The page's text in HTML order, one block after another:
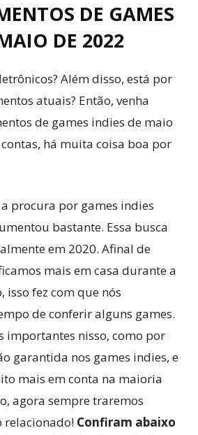
DE GAMES
DE 2022
Além disso, está por
atuais? Então, venha
de games indies de maio
há muita coisa boa por
procura por games indies
bastante. Essa busca
em 2020. Afinal de
mais em casa durante a
isso fez com que nós
de conferir alguns games.
importantes nisso, como por
garantida nos games indies, e
mais em conta na maioria
agora sempre traremos
relacionado! Confiram abaixo